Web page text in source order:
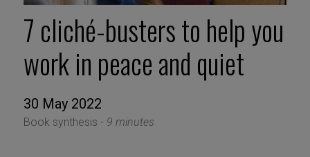
7 cliché-busters to help you
work in peace and quiet
30 May 2022
Book synthesis - 9 minutes